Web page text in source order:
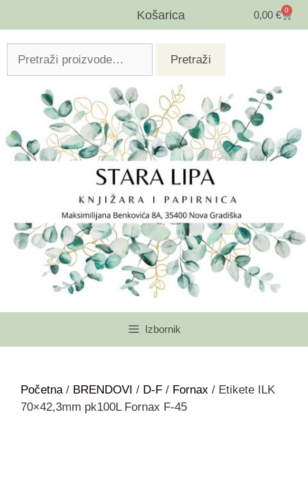
Košarica 0,00 € 0
Pretraži
Izbornik
Početna/ BRENDOVI / D-F / Fornax / Etikete ILK
70×42,3mm pk100L Fornax F-45